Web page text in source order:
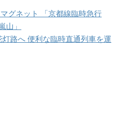
グネット 「京都線臨時急行
山」
路へ 便利な臨時直通列車を運